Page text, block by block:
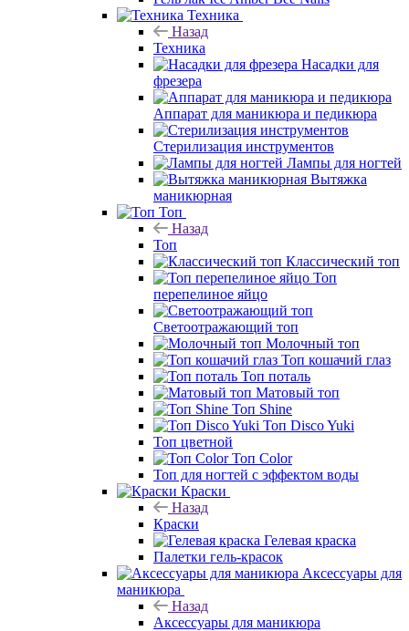
Техника
Назад
Техника
Насадки для
фрезера
Аппарат для маникюра и педикюра
Стерилизация инструментов
Лампы для ногтей
Вытяжка
маникюрная
Топ
Назад
Топ
Классический топ
Топ
перепелиное яйцо
Светоотражающий топ
Молочный топ
Топ кошачий глаз
Топ поталь
Матовый топ
Топ Shine
Топ Disco Yuki
Топ цветной
Топ Color
Топ для ногтей с эффектом воды
Краски
Назад
Краски
Гелевая краска
Палетки гель-красок
Аксессуары для
маникюра
Назад
Аксессуары для маникюра